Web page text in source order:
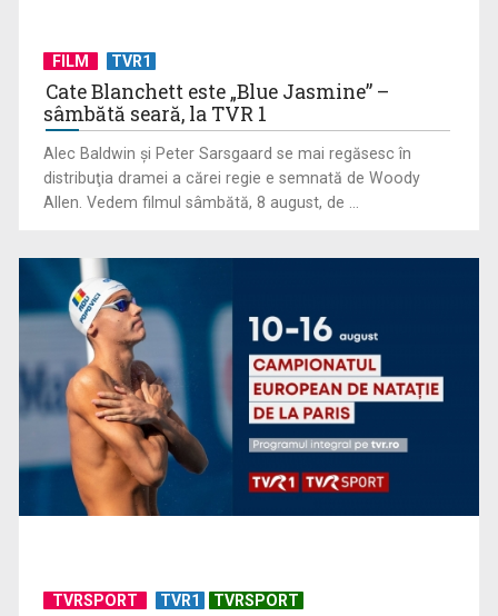
Sydney devine capitala polo-ului mondial. Weekend decisiv
la Cupa Mondială ...
Format extins și șase reprezentative deja calificate pentru
ediția centenară ...
FILM TVR1
Cate Blanchett este „Blue Jasmine” –
sâmbătă seară, la TVR 1
Alec Baldwin şi Peter Sarsgaard se mai regăsesc în
distribuţia dramei a cărei regie e semnată de Woody
Allen. Vedem filmul sâmbătă, 8 august, de ...
TVRSPORT TVR1 TVRSPORT